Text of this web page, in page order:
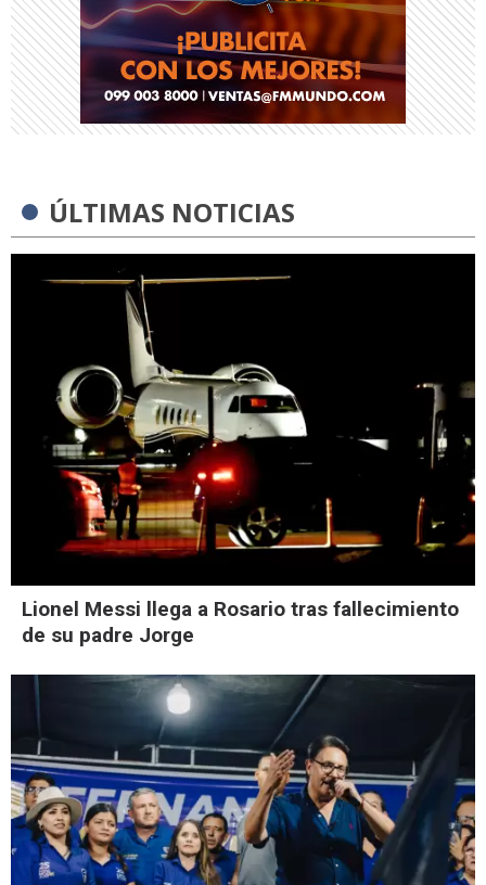
ÚLTIMAS NOTICIAS
Lionel Messi llega a Rosario tras fallecimiento
de su padre Jorge